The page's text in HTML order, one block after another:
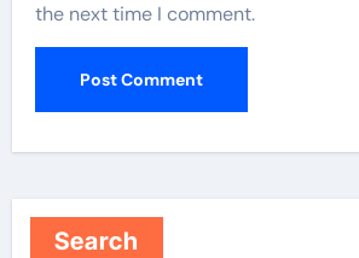
the next time I comment.
Search